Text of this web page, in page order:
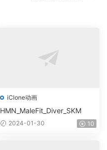
iClone动画
HMN_MaleFit_Diver_SKM
2024-01-30 10